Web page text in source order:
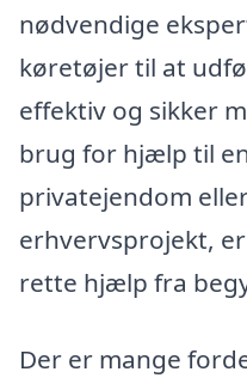
nødvendige
køretøjer til at
effektiv og sikker
brug for hjælp til
privatejendom
erhvervsprojekt,
rette hjælp fra
Der er mange